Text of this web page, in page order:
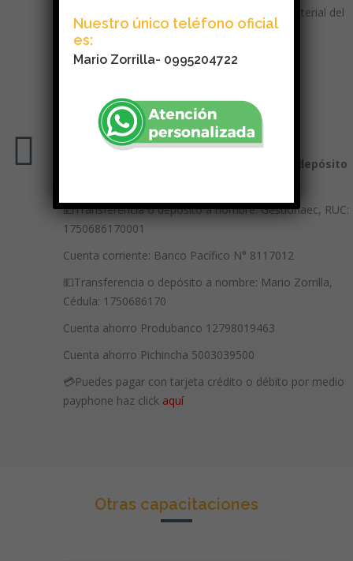
electrónico con los datos para el acceso al material del
curso y links de ingreso.
Formas de pago
Puedes realizar pago por: transferencia, depósito
💵Transferencia o depósito a nombre: Gestionaec, RUC:
1750686170001
Cuenta corriente: Banco Pacífico N° 8117012
💵Transferencia o depósito a nombre: Mario Zorrilla,
Cédula: 1750686170
Cuenta ahorro Produbanco 12798019463
Cuenta ahorro Pichincha 5003039500
💳Puedes pagar con tarjeta crédito o débito por medio
payphone haz click aquí
Otras capacitaciones
Nuestro único teléfono oficial
es:
Mario Zorrilla- 0995204722